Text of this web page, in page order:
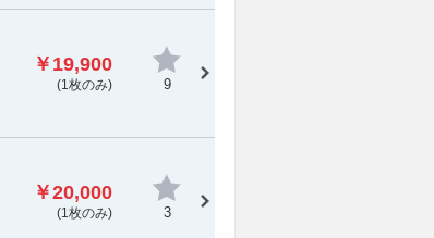
￥19,900
(1枚のみ) 9
￥20,000
(1枚のみ) 3